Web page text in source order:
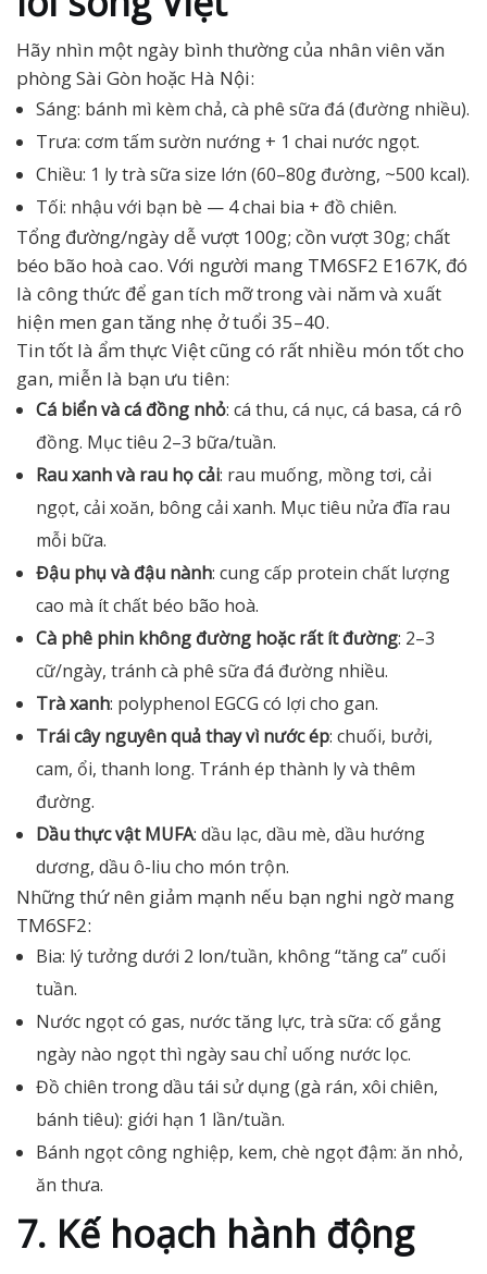
Hãy nhìn một ngày bình thường của nhân viên văn
phòng Sài Gòn hoặc Hà Nội:
Sáng: bánh mì kèm chả, cà phê sữa đá (đường nhiều).
Trưa: cơm tấm sườn nướng + 1 chai nước ngọt.
Chiều: 1 ly trà sữa size lớn (60–80g đường, ~500 kcal).
Tối: nhậu với bạn bè — 4 chai bia + đồ chiên.
Tổng đường/ngày dễ vượt 100g; cồn vượt 30g; chất
béo bão hoà cao. Với người mang TM6SF2 E167K, đó
là công thức để gan tích mỡ trong vài năm và xuất
hiện men gan tăng nhẹ ở tuổi 35–40.
Tin tốt là ẩm thực Việt cũng có rất nhiều món tốt cho
gan, miễn là bạn ưu tiên:
Cá biển và cá đồng nhỏ: cá thu, cá nục, cá basa, cá rô
đồng. Mục tiêu 2–3 bữa/tuần.
Rau xanh và rau họ cải: rau muống, mồng tơi, cải
ngọt, cải xoăn, bông cải xanh. Mục tiêu nửa đĩa rau
mỗi bữa.
Đậu phụ và đậu nành: cung cấp protein chất lượng
cao mà ít chất béo bão hoà.
Cà phê phin không đường hoặc rất ít đường: 2–3
cữ/ngày, tránh cà phê sữa đá đường nhiều.
Trà xanh: polyphenol EGCG có lợi cho gan.
Trái cây nguyên quả thay vì nước ép: chuối, bưởi,
cam, ổi, thanh long. Tránh ép thành ly và thêm
đường.
Dầu thực vật MUFA: dầu lạc, dầu mè, dầu hướng
dương, dầu ô-liu cho món trộn.
Những thứ nên giảm mạnh nếu bạn nghi ngờ mang
TM6SF2:
Bia: lý tưởng dưới 2 lon/tuần, không “tăng ca” cuối
tuần.
Nước ngọt có gas, nước tăng lực, trà sữa: cố gắng
ngày nào ngọt thì ngày sau chỉ uống nước lọc.
Đồ chiên trong dầu tái sử dụng (gà rán, xôi chiên,
bánh tiêu): giới hạn 1 lần/tuần.
Bánh ngọt công nghiệp, kem, chè ngọt đậm: ăn nhỏ,
ăn thưa.
7. Kế hoạch hành động